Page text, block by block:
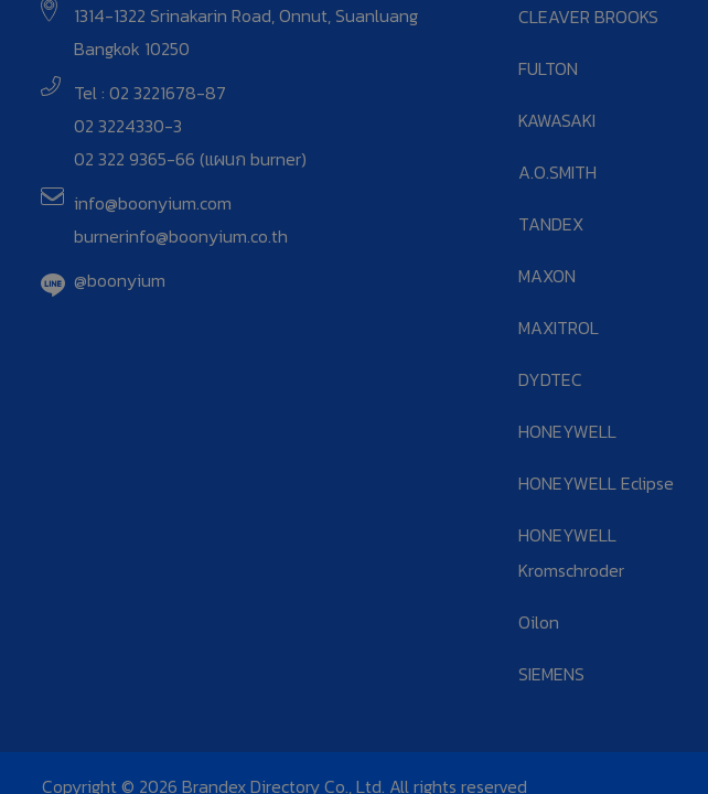
1314-1322 Srinakarin Road, Onnut, Suanluang
Bangkok 10250
Tel : 02 3221678-87
02 3224330-3
02 322 9365-66 (แผนก burner)
info@boonyium.com
burnerinfo@boonyium.co.th
@boonyium
CLEAVER BROOKS
FULTON
KAWASAKI
A.O.SMITH
TANDEX
MAXON
MAXITROL
DYDTEC
HONEYWELL
HONEYWELL Eclipse
HONEYWELL
Kromschroder
Oilon
SIEMENS
Copyright © 2026 Brandex Directory Co., Ltd. All rights reserved